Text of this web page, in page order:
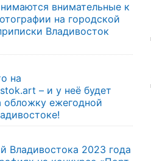
внимательные к
на городской
Владивосток
на
– и у неё будет
обложку ежегодной
Владивостока 2023 года